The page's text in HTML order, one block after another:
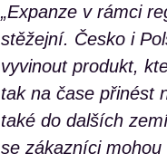
„Expanze v rámci
stěžejní. Česko i
vyvinout produkt,
tak na čase přinést
také do dalších
se zákazníci